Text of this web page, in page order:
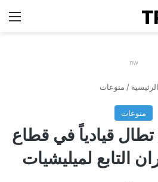
nw
الرئيسية / منوعات
منوعات
قيادياً في قطاع
التابع لميليشيات